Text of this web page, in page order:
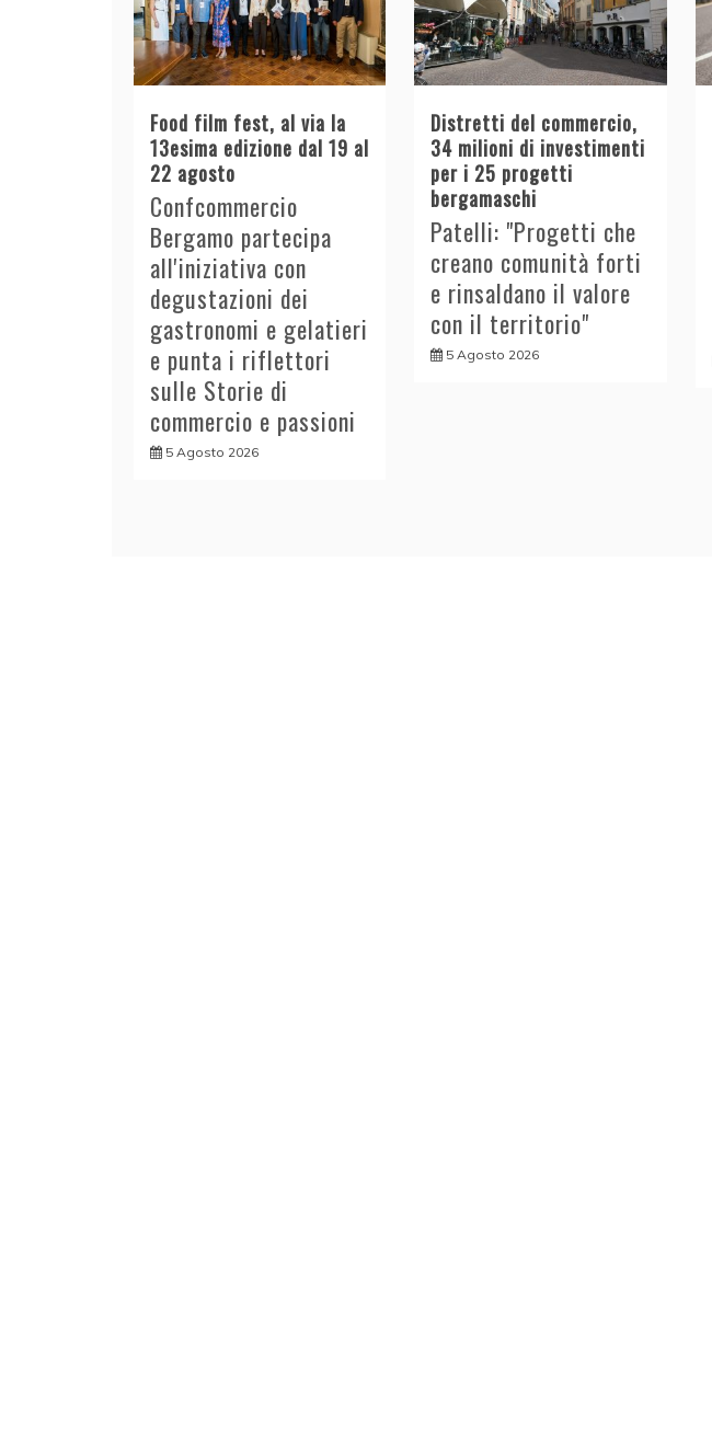
Food film fest, al via la
13esima edizione dal 19 al
22 agosto
Confcommercio
Bergamo partecipa
all'iniziativa con
degustazioni dei
gastronomi e gelatieri
e punta i riflettori
sulle Storie di
commercio e passioni
5 Agosto 2026
Distretti del commercio,
34 milioni di investimenti
per i 25 progetti
bergamaschi
Patelli: "Progetti che
creano comunità forti
e rinsaldano il valore
con il territorio"
5 Agosto 2026